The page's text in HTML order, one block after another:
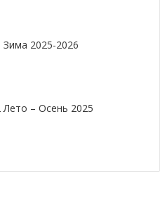
посетителям
технических
решений, которые
индустрию на
увидеть, каким образом
мира.
2025-2026
– Осень 2025